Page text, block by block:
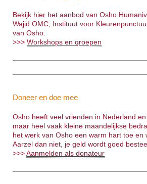
Bekijk hier het aanbod van Osho
Wajid OMC, Instituut voor
van Osho.
>>>Workshops en groepen
Doneer en doe mee
Osho heeft veel vrienden in Nederland
maar heel vaak kleine maandelijkse
het werk van Osho een warm hart toe en
Aarzel dan niet, je geld wordt goed
>>>Aanmelden als donateur